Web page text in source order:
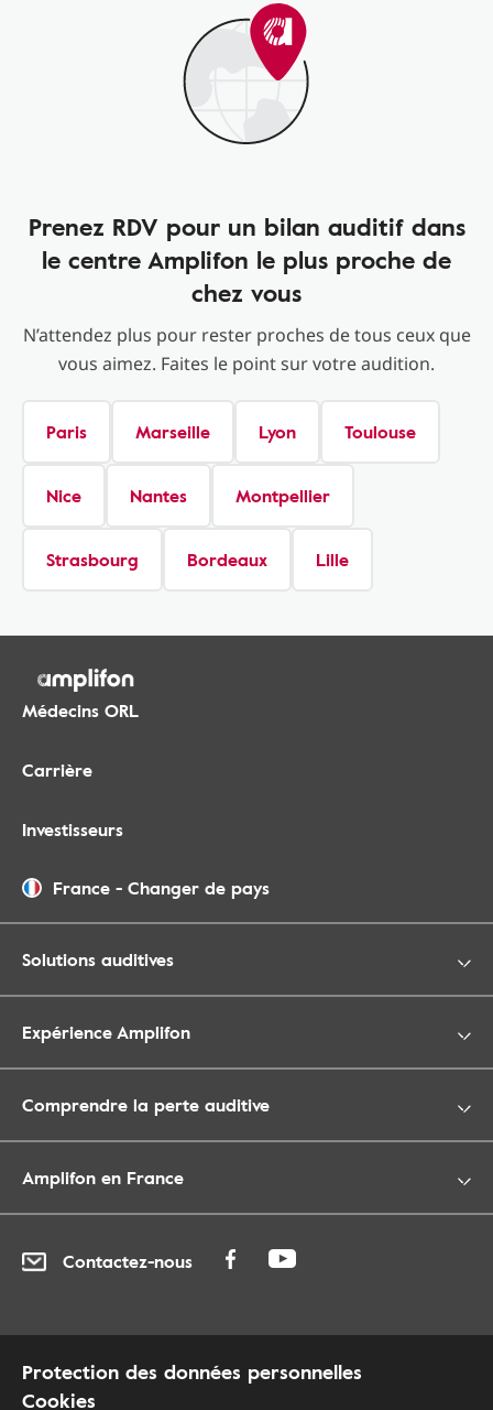
Prenez RDV pour un bilan auditif dans
le centre Amplifon le plus proche de
chez vous
N’attendez plus pour rester proches de tous ceux que
vous aimez. Faites le point sur votre audition.
Paris Marseille Lyon Toulouse
Nice Nantes Montpellier
Strasbourg Bordeaux Lille
Médecins ORL
Carrière
Investisseurs
France - Changer de pays
Solutions auditives
Expérience Amplifon
Comprendre la perte auditive
Amplifon en France
Contactez-nous
Protection des données personnelles
Cookies